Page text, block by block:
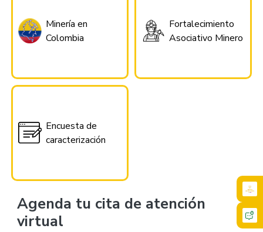
Minería en
Colombia
Fortalecimiento
Asociativo Minero
Encuesta de
caracterización
Agenda tu cita de atención
virtual